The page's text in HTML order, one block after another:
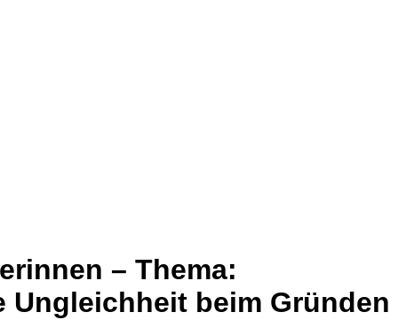
– Thema:
beim Gründen